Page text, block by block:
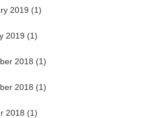
2019 (1)
2019 (1)
2018 (1)
2018 (1)
2018 (1)